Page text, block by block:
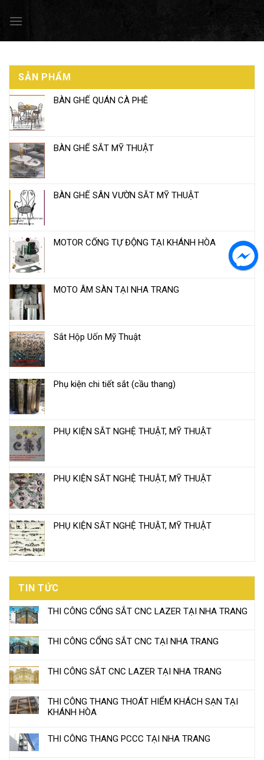
SẢN PHẨM
BÀN GHẾ QUÁN CÀ PHÊ
BÀN GHẾ SẮT MỸ THUẬT
BÀN GHẾ SÂN VƯỜN SẮT MỸ THUẬT
MOTOR CỔNG TỰ ĐỘNG TẠI KHÁNH HÒA
MOTO ÂM SÀN TẠI NHA TRANG
Sắt Hộp Uốn Mỹ Thuật
Phụ kiện chi tiết sắt (cầu thang)
PHỤ KIỆN SẮT NGHỆ THUẬT, MỸ THUẬT
PHỤ KIỆN SẮT NGHỆ THUẬT, MỸ THUẬT
PHỤ KIỆN SẮT NGHỆ THUẬT, MỸ THUẬT
TIN TỨC
THI CÔNG CỔNG SẮT CNC LAZER TẠI NHA TRANG
THI CÔNG CỔNG SẮT CNC TẠI NHA TRANG
THI CÔNG SẮT CNC LAZER TẠI NHA TRANG
THI CÔNG THANG THOÁT HIỂM KHÁCH SẠN TẠI
KHÁNH HÒA
THI CÔNG THANG PCCC TẠI NHA TRANG